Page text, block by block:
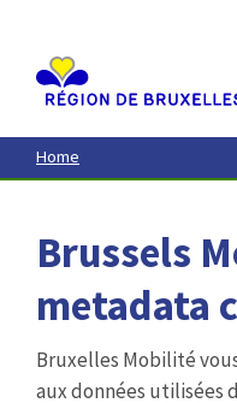
contenu
principal
Home
Brussels
metadata
Bruxelles Mobilité
aux données utilisées